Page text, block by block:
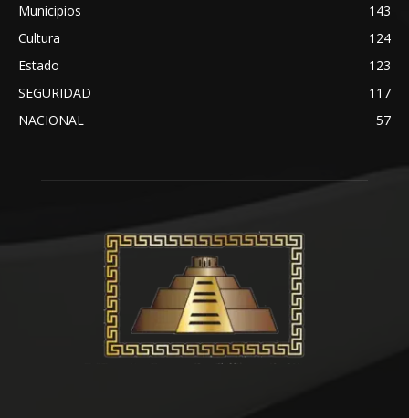
Municipios
143
Cultura
124
Estado
123
SEGURIDAD
117
NACIONAL
57